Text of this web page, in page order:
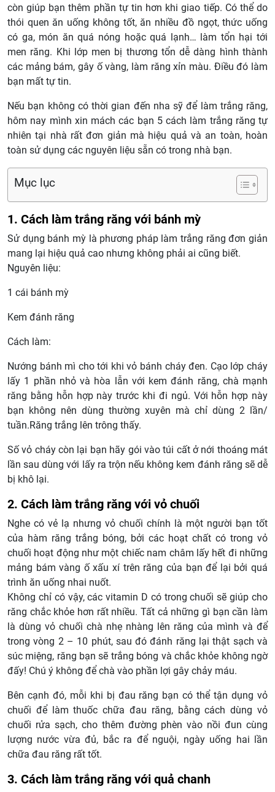
còn giúp bạn thêm phần tự tin hơn khi giao tiếp. Có thể do
thói quen ăn uống không tốt, ăn nhiều đồ ngọt, thức uống
có ga, món ăn quá nóng hoặc quá lạnh… làm tổn hại tới
men răng. Khi lớp men bị thương tổn dễ dàng hình thành
các mảng bám, gây ố vàng, làm răng xỉn màu. Điều đó làm
bạn mất tự tin.
Nếu bạn không có thời gian đến nha sỹ để làm trắng răng,
hôm nay mình xin mách các bạn 5 cách làm trắng răng tự
nhiên tại nhà rất đơn giản mà hiệu quả và an toàn, hoàn
toàn sử dụng các nguyên liệu sẵn có trong nhà bạn.
Mục lục
1. Cách làm trắng răng với bánh mỳ
Sử dụng bánh mỳ là phương pháp làm trắng răng đơn giản
mang lại hiệu quả cao nhưng không phải ai cũng biết.
Nguyên liệu:
1 cái bánh mỳ
Kem đánh răng
Cách làm:
Nướng bánh mì cho tới khi vỏ bánh cháy đen. Cạo lớp cháy
lấy 1 phần nhỏ và hòa lẫn với kem đánh răng, chà mạnh
răng bằng hỗn hợp này trước khi đi ngủ. Với hỗn hợp này
bạn không nên dùng thường xuyên mà chỉ dùng 2 lần/
tuần.Răng trắng lên trông thấy.
Số vỏ cháy còn lại bạn hãy gói vào túi cất ở nới thoáng mát
lần sau dùng với lấy ra trộn nếu không kem đánh răng sẽ dễ
bị khô lại.
2. Cách làm trắng răng với vỏ chuối
Nghe có vẻ lạ nhưng vỏ chuối chính là một người bạn tốt
của hàm răng trắng bóng, bởi các hoạt chất có trong vỏ
chuối hoạt động như một chiếc nam châm lấy hết đi những
mảng bám vàng ố xấu xí trên răng của bạn để lại bởi quá
trình ăn uống nhai nuốt.
Không chỉ có vậy, các vitamin D có trong chuối sẽ giúp cho
răng chắc khỏe hơn rất nhiều. Tất cả những gì bạn cần làm
là dùng vỏ chuối chà nhẹ nhàng lên răng của mình và để
trong vòng 2 – 10 phút, sau đó đánh răng lại thật sạch và
súc miệng, răng bạn sẽ trắng bóng và chắc khỏe không ngờ
đấy! Chú ý không để chà vào phần lợi gây chảy máu.
Bên cạnh đó, mỗi khi bị đau răng bạn có thể tận dụng vỏ
chuối để làm thuốc chữa đau răng, bằng cách dùng vỏ
chuối rửa sạch, cho thêm đường phèn vào nồi đun cùng
lượng nước vừa đủ, bắc ra để nguội, ngày uống hai lần
chữa đau răng rất tốt.
3. Cách làm trắng răng với quả chanh